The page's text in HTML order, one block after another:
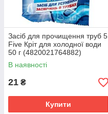
Засіб для прочищення труб 5
Five Кріт для холодної води
50 г (4820021764882)
В наявності
21 ₴
Купити